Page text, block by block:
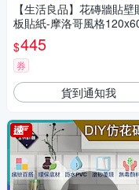
【生活良品】花磚牆貼壁
板貼紙-摩洛哥風格
卷裝(防水即撕即貼)
$445
券
貨到通知我